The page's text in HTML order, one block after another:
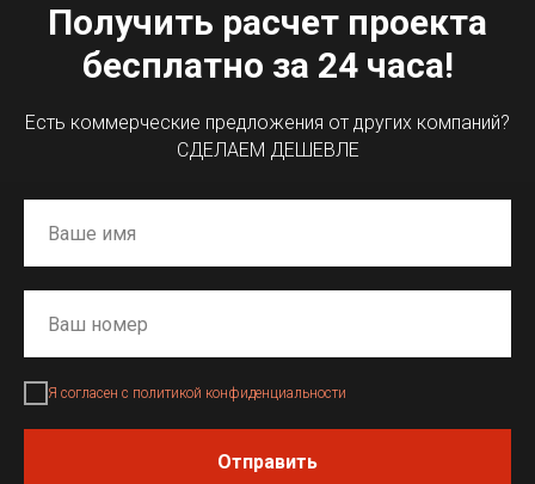
Получить расчет проекта
бесплатно за 24 часа!
Есть коммерческие предложения от других компаний?
СДЕЛАЕМ ДЕШЕВЛЕ
Я согласен с политикой конфиденциальности
Отправить